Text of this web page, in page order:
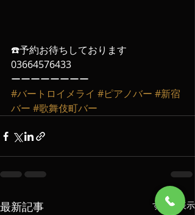
☎️予約お待ちしております
03664576433
ーーーーーーーー
#バートロイメライ #ピアノバー #新宿
バー #歌舞伎町バー
最新記事 すべて表示